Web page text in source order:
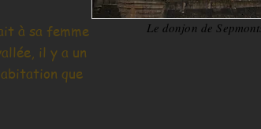
à sa femme
il y a un
que
Le donjon de